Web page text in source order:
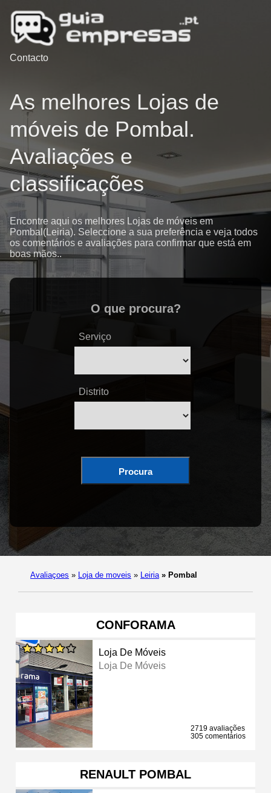
Contacto
As melhores Lojas de
móveis de Pombal.
Avaliações e
classificações
Encontre aqui os melhores Lojas de móveis em
Pombal(Leiria). Seleccione a sua preferência e veja todos
os comentários e avaliações para confirmar que está em
boas mãos..
O que procura?
Serviço
Distrito
Procura
Avaliaçoes » Loja de moveis » Leiria » Pombal
CONFORAMA
Loja De Móveis
Loja De Móveis
2719 avaliações
305 comentários
RENAULT POMBAL